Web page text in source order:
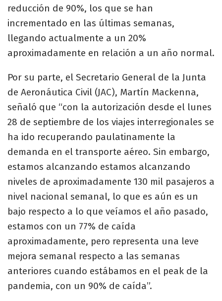
reducción de 90%, los que se han
incrementado en las últimas semanas,
llegando actualmente a un 20%
aproximadamente en relación a un año normal.
Por su parte, el Secretario General de la Junta
de Aeronáutica Civil (JAC), Martín Mackenna,
señaló que “con la autorización desde el lunes
28 de septiembre de los viajes interregionales se
ha ido recuperando paulatinamente la
demanda en el transporte aéreo. Sin embargo,
estamos alcanzando estamos alcanzando
niveles de aproximadamente 130 mil pasajeros a
nivel nacional semanal, lo que es aún es un
bajo respecto a lo que veíamos el año pasado,
estamos con un 77% de caída
aproximadamente, pero representa una leve
mejora semanal respecto a las semanas
anteriores cuando estábamos en el peak de la
pandemia, con un 90% de caída”.